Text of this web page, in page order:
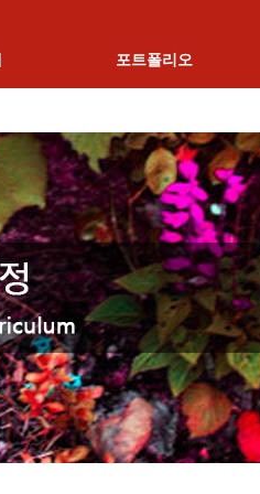
포트폴리오